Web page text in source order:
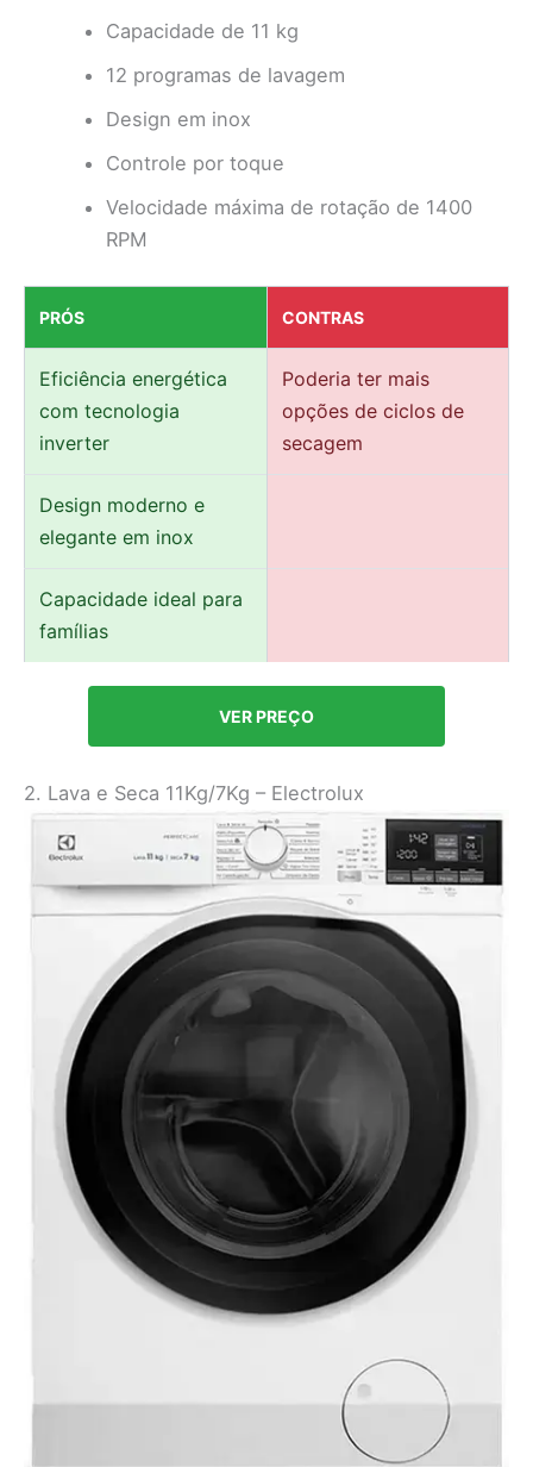
Capacidade de 11 kg
12 programas de lavagem
Design em inox
Controle por toque
Velocidade máxima de rotação de 1400
RPM
PRÓS CONTRAS
Eficiência energética
com tecnologia
inverter
Poderia ter mais
opções de ciclos de
secagem
Design moderno e
elegante em inox
Capacidade ideal para
famílias
VER PREÇO
2. Lava e Seca 11Kg/7Kg – Electrolux